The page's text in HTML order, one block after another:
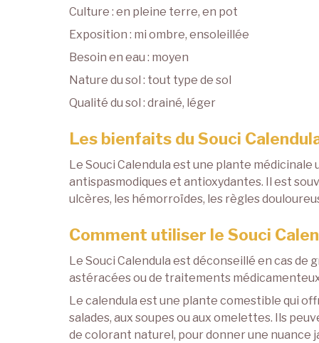
Culture : en pleine terre, en pot
Exposition : mi ombre, ensoleillée
Besoin en eau : moyen
Nature du sol : tout type de sol
Qualité du sol : drainé, léger
Les bienfaits du Souci
Le Souci Calendula est une plante
antispasmodiques et antioxydantes. Il est
ulcères, les hémorroïdes, les règles
Comment utiliser le Souci
Le Souci Calendula est déconseillé en cas
astéracées ou de traitements
Le calendula est une plante comestible qui
salades, aux soupes ou aux omelettes. Ils
de colorant naturel, pour donner une nuance